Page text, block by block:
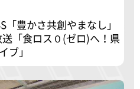
「豊かさ共創やまなし」
「食ロス０(ゼロ)へ！県
ブ」